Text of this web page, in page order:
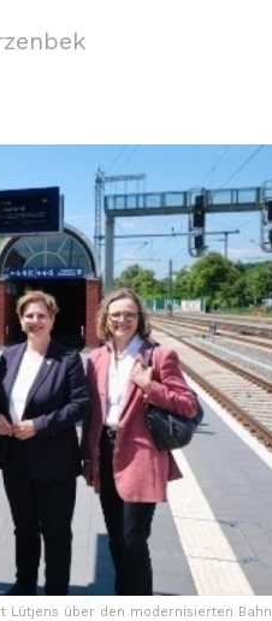
Lütjens über den modernisierten